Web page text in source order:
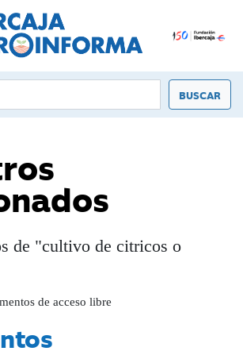
de "cultivo de citricos o
de acceso libre